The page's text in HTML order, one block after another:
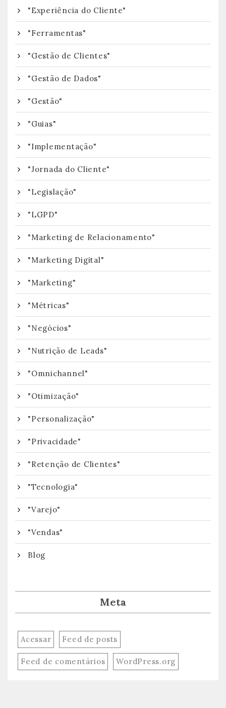
"Experiência do Cliente"
"Ferramentas"
"Gestão de Clientes"
"Gestão de Dados"
"Gestão"
"Guias"
"Implementação"
"Jornada do Cliente"
"Legislação"
"LGPD"
"Marketing de Relacionamento"
"Marketing Digital"
"Marketing"
"Métricas"
"Negócios"
"Nutrição de Leads"
"Omnichannel"
"Otimização"
"Personalização"
"Privacidade"
"Retenção de Clientes"
"Tecnologia"
"Varejo"
"Vendas"
Blog
Meta
Acessar Feed de posts
Feed de comentários WordPress.org